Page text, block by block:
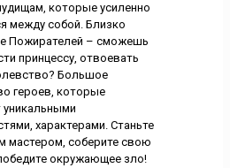
которые усиленно
между собой. Близко
Пожирателей – сможешь
принцессу, отвоевать
Большое
героев, которые
характерами. Станьте
мастером, соберите свою
окружающее зло!